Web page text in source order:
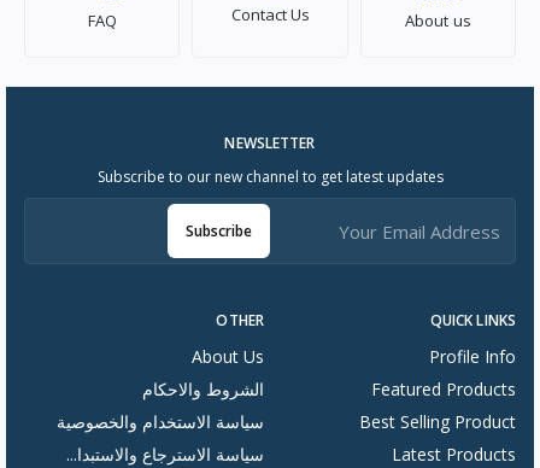
About us
Contact Us
FAQ
QUICK LINKS
Profile Info
Featured Products
Best Selling Product
Latest Products
OTHER
About Us
الشروط والاحكام
سياسة الاستخدام والخصوصية
سياسة الاسترجاع والاستبدا...
NEWSLETTER
Subscribe to our new channel to get latest updates
Subscribe